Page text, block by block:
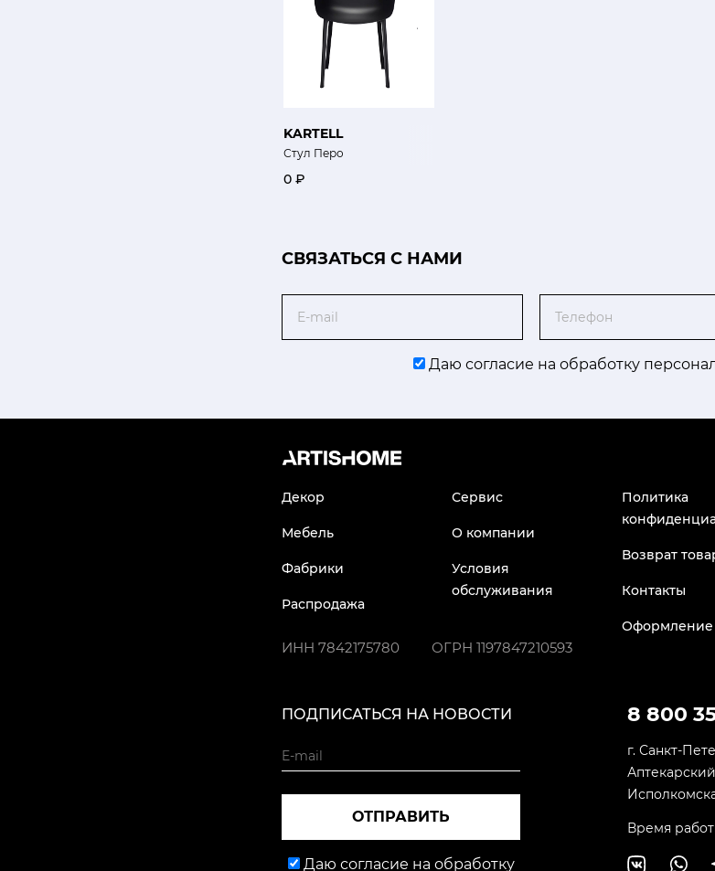
KARTELL
Стул Перо
0 ₽
CВЯЗАТЬСЯ С НАМИ
Даю согласие на обработку
Декор
Мебель
Фабрики
Распродажа
Сервис
О компании
Условия
обслуживания
Политика
Возврат
Контакты
Оформление
ИНН 7842175780 ОГРН 1197847210593
8 800
г. Санкт-
Время
ПОДПИСАТЬСЯ НА НОВОСТИ
ОТПРАВИТЬ
Даю согласие на обработку